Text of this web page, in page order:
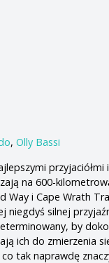
,Olly Bassi
przyjaciółmi
na 600-
Way i Cape Wrath
niegdyś silnej
by
ich do zmierzenia
tak naprawdę